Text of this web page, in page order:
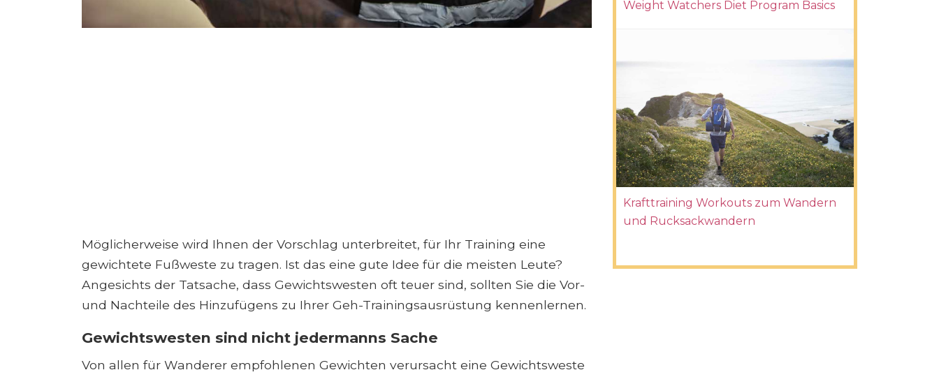
Möglicherweise wird Ihnen der Vorschlag unterbreitet, für Ihr Training eine
gewichtete Fußweste zu tragen. Ist das eine gute Idee für die meisten Leute?
Angesichts der Tatsache, dass Gewichtswesten oft teuer sind, sollten Sie die Vor-
und Nachteile des Hinzufügens zu Ihrer Geh-Trainingsausrüstung kennenlernen.
Gewichtswesten sind nicht jedermanns Sache
Von allen für Wanderer empfohlenen Gewichten verursacht eine Gewichtsweste
Weight Watchers Diet Program Basics
Krafttraining Workouts zum Wandern
und Rucksackwandern